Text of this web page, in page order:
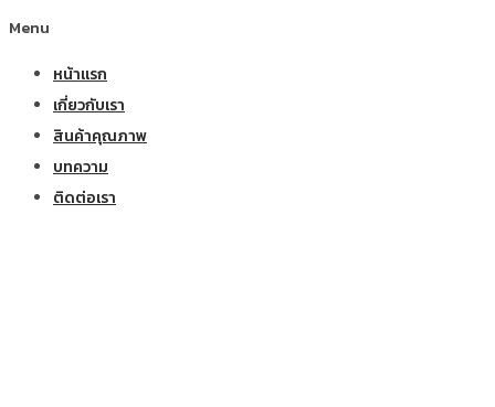
Menu
หน้าแรก
เกี่ยวกับเรา
สินค้าคุณภาพ
บทความ
ติดต่อเรา